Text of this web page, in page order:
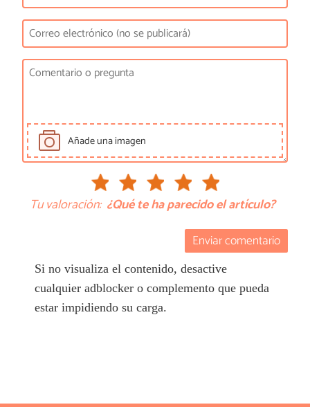
Añade una imagen
Tu valoración: ¿Qué te ha parecido el artículo?
Enviar comentario
Si no visualiza el contenido, desactive
cualquier adblocker o complemento que pueda
estar impidiendo su carga.